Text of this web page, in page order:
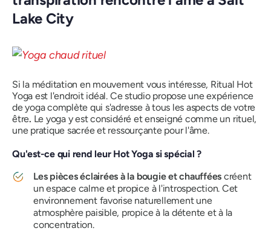
Lake City
Si la méditation en mouvement vous intéresse, Ritual Hot
Yoga est l'endroit idéal. Ce studio propose une expérience
de yoga complète qui s'adresse à tous les aspects de votre
être. Le yoga y est considéré et enseigné comme un rituel,
une pratique sacrée et ressourçante pour l'âme.
Qu'est-ce qui rend leur Hot Yoga si spécial ?
Les pièces éclairées à la bougie et chauffées créent
un espace calme et propice à l'introspection. Cet
environnement favorise naturellement une
atmosphère paisible, propice à la détente et à la
concentration.